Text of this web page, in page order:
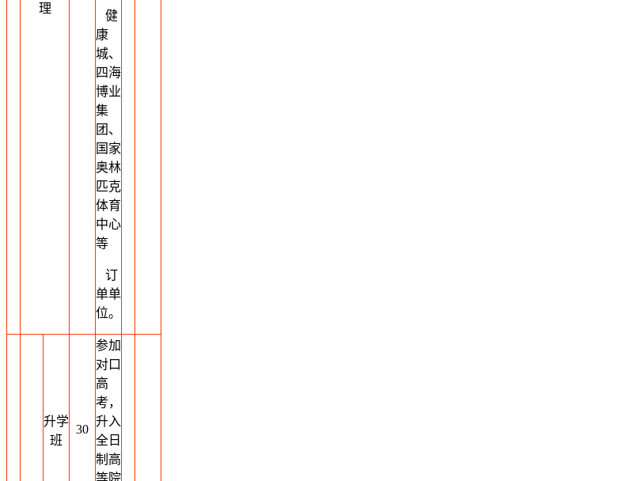
健
康
城、
四海
博业
集
团、
国家
奥林
匹克
体育
中心
等
订
单单
位。
理
升学
班
30
参加
对口
高
考，
升入
全日
制高